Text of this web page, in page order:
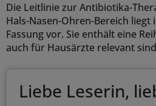
Die Leitlinie zur Antibiotika-
Hals-Nasen-Ohren-Bereich
Fassung vor. Sie enthält eine
auch für Hausärzte relevant
Liebe Leserin,